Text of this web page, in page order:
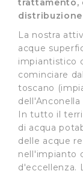
trattamento,
La nostra
acque
impiantistico
cominciare
toscano
In tutto il
di acqua
delle acque
nell'impianto
d'eccellenza.